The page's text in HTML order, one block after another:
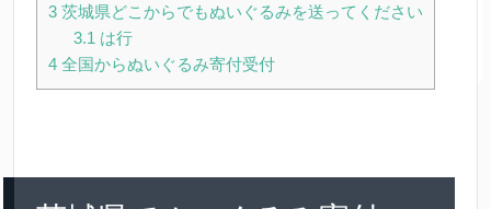
3 茨城県どこからでもぬいぐるみを送ってください
3.1 は行
4 全国からぬいぐるみ寄付受付